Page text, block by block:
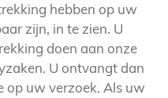
hebben op uw
zijn, in te zien. U
doen aan onze
U ontvangt dan
op uw verzoek. Als uw